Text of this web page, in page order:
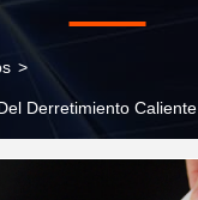
>
Derretimiento Caliente
0.08m m 100 yardas